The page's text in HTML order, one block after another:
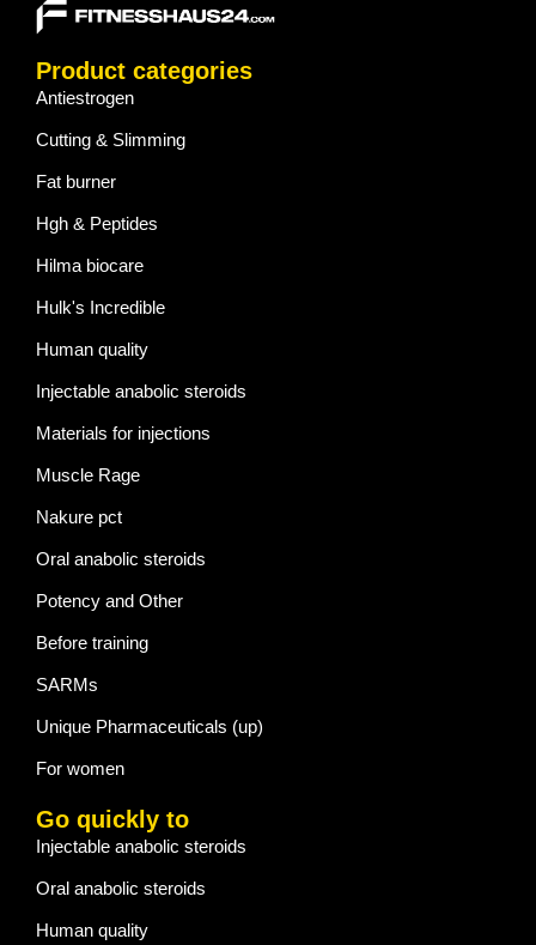
Product categories
Antiestrogen
Cutting & Slimming
Fat burner
Hgh & Peptides
Hilma biocare
Hulk's Incredible
Human quality
Injectable anabolic steroids
Materials for injections
Muscle Rage
Nakure pct
Oral anabolic steroids
Potency and Other
Before training
SARMs
Unique Pharmaceuticals (up)
For women
Go quickly to
Injectable anabolic steroids
Oral anabolic steroids
Human quality